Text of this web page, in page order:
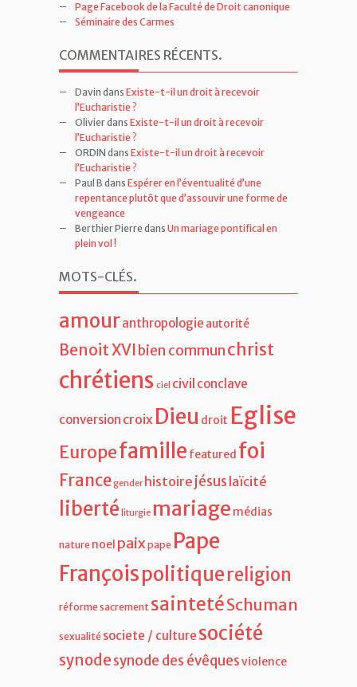
Page Facebook de la Faculté de Droit canonique
Séminaire des Carmes
COMMENTAIRES RÉCENTS.
Davin dans Existe-t-il un droit à recevoir
l’Eucharistie ?
Olivierdans Existe-t-il un droit à recevoir
l’Eucharistie ?
ORDIN dans Existe-t-il un droit à recevoir
l’Eucharistie ?
Paul B dans Espérer en l’éventualité d’une
repentance plutôt que d’assouvir une forme de
vengeance
Berthier Pierredans Un mariage pontifical en
plein vol !
MOTS-CLÉS.
amouranthropologie autorité
Benoit XVIbien communchrist
chrétiens ciel civil conclave
conversion croix Dieu droit Eglise
Europefamille featured foi
Francegender histoire jésus laïcité
liberté liturgie mariage médias
nature noel paixpape Pape
Françoispolitiquereligion
réformesacrement saintetéSchuman
sexualité societe / culture société
synodesynode des évêquesviolence